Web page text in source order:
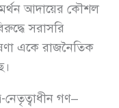
আদায়ের কৌশল
সরাসরি
একে রাজনৈতিক
গণ–